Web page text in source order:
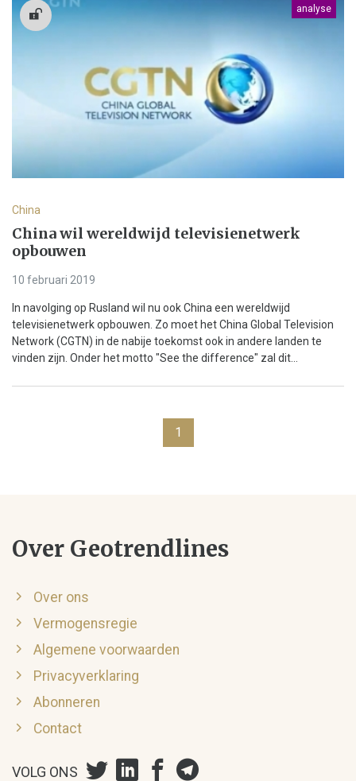
analyse
China
China wil wereldwijd televisienetwerk
opbouwen
10 februari 2019
In navolging op Rusland wil nu ook China een wereldwijd
televisienetwerk opbouwen. Zo moet het China Global Television
Network (CGTN) in de nabije toekomst ook in andere landen te
vinden zijn. Onder het motto "See the difference" zal dit...
1
Over Geotrendlines
Over ons
Vermogensregie
Algemene voorwaarden
Privacyverklaring
Abonneren
Contact
VOLG ONS